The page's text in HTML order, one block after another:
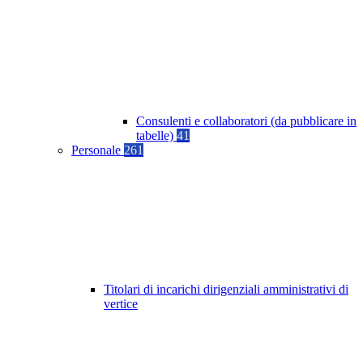
Consulenti e collaboratori (da pubblicare in
tabelle) 41
Personale 261
Titolari di incarichi dirigenziali amministrativi di
vertice